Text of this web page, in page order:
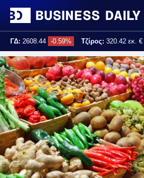
ΓΔ: 2608.44 -0.59% Τζίρος: 320.42 εκ. €
Τελ. ενημέρωση: 17:25:02